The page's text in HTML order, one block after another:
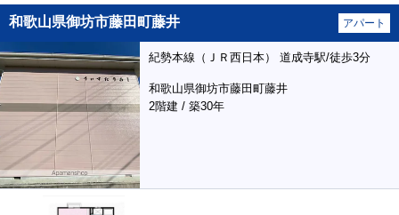
和歌山県御坊市藤田町藤井 アパート
紀勢本線（ＪＲ西日本） 道成寺駅/徒歩3分
和歌山県御坊市藤田町藤井
2階建 / 築30年